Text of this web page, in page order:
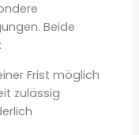
Beide
Frist möglich
zulässig